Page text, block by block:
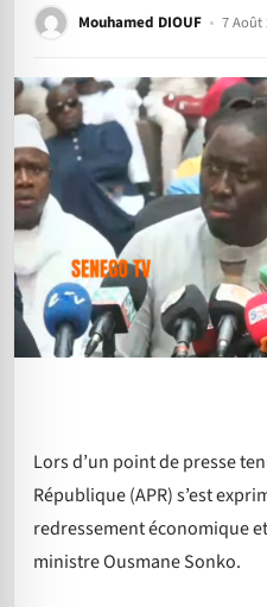
Mouhamed DIOUF 7 Août
Lors d’un point de presse
République (APR) s’est
redressement économique
ministre Ousmane Sonko.